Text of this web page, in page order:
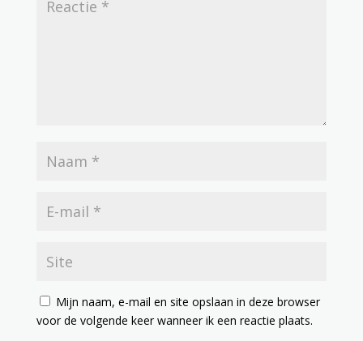
Mijn naam, e-mail en site opslaan in deze browser
voor de volgende keer wanneer ik een reactie plaats.